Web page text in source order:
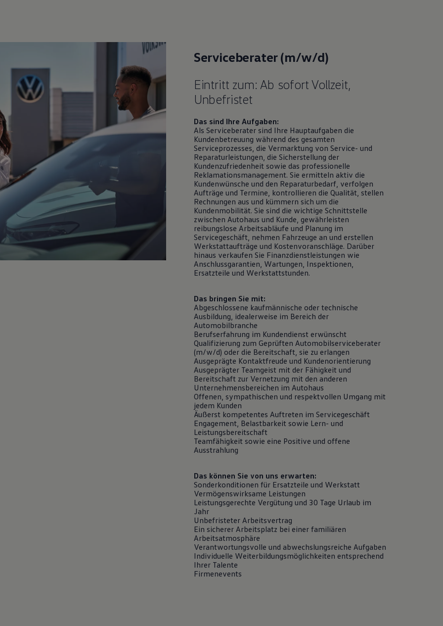
Serviceberater (m/w/d)
Eintritt zum: Ab sofort Vollzeit,
Unbefristet
Das sind Ihre Aufgaben:
Als Serviceberater sind Ihre Hauptaufgaben die
Kundenbetreuung während des gesamten
Serviceprozesses, die Vermarktung von Service- und
Reparaturleistungen, die Sicherstellung der
Kundenzufriedenheit sowie das professionelle
Reklamationsmanagement. Sie ermitteln aktiv die
Kundenwünsche und den Reparaturbedarf, verfolgen
Aufträge und Termine, kontrollieren die Qualität, stellen
Rechnungen aus und kümmern sich um die
Kundenmobilität. Sie sind die wichtige Schnittstelle
zwischen Autohaus und Kunde, gewährleisten
reibungslose Arbeitsabläufe und Planung im
Servicegeschäft, nehmen Fahrzeuge an und erstellen
Werkstattaufträge und Kostenvoranschläge. Darüber
hinaus verkaufen Sie Finanzdienstleistungen wie
Anschlussgarantien, Wartungen, Inspektionen,
Ersatzteile und Werkstattstunden.
Das bringen Sie mit:
Abgeschlossene kaufmännische oder technische
Ausbildung, idealerweise im Bereich der
Automobilbranche
Berufserfahrung im Kundendienst erwünscht
Qualifizierung zum Geprüften Automobilserviceberater
(m/w/d) oder die Bereitschaft, sie zu erlangen
Ausgeprägte Kontaktfreude und Kundenorientierung
Ausgeprägter Teamgeist mit der Fähigkeit und
Bereitschaft zur Vernetzung mit den anderen
Unternehmensbereichen im Autohaus
Offenen, sympathischen und respektvollen Umgang mit
jedem Kunden
Äußerst kompetentes Auftreten im Servicegeschäft
Engagement, Belastbarkeit sowie Lern- und
Leistungsbereitschaft
Teamfähigkeit sowie eine Positive und offene
Ausstrahlung
Das können Sie von uns erwarten:
Sonderkonditionen für Ersatzteile und Werkstatt
Vermögenswirksame Leistungen
Leistungsgerechte Vergütung und 30 Tage Urlaub im
Jahr
Unbefristeter Arbeitsvertrag
Ein sicherer Arbeitsplatz bei einer familiären
Arbeitsatmosphäre
Verantwortungsvolle und abwechslungsreiche Aufgaben
Individuelle Weiterbildungsmöglichkeiten entsprechend
Ihrer Talente
Firmenevents